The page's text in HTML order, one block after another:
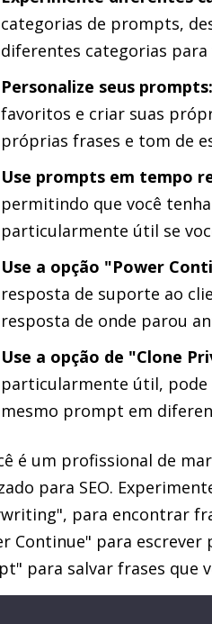
categorias de prompts,
diferentes categorias para
Personalize seus prompts:
favoritos e criar suas
próprias frases e tom de
Use prompts em tempo
permitindo que você
particularmente útil se
Use a opção "Power
resposta de suporte ao
resposta de onde parou
Use a opção de "Clone
particularmente útil, pode
mesmo prompt em
é um profissional de
para SEO.
para encontrar
Continue" para escrever
para salvar frases que